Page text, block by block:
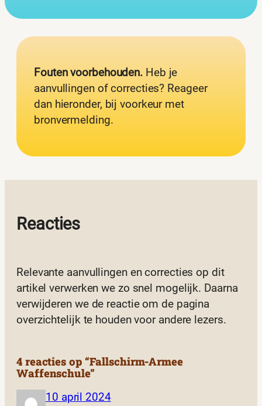
Fouten voorbehouden. Heb je
aanvullingen of correcties? Reageer
dan hieronder, bij voorkeur met
bronvermelding.
Reacties
Relevante aanvullingen en correcties op dit
artikel verwerken we zo snel mogelijk. Daarna
verwijderen we de reactie om de pagina
overzichtelijk te houden voor andere lezers.
4 reacties op “Fallschirm-Armee
Waffenschule”
10 april 2024